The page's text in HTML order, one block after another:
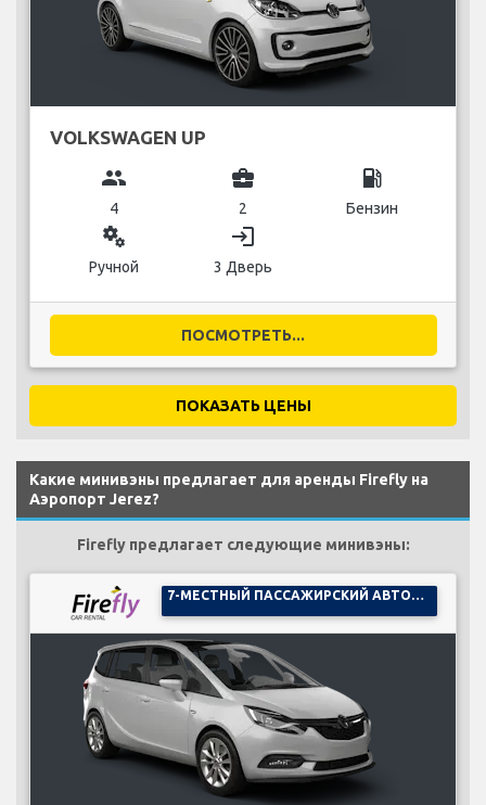
VOLKSWAGEN UP
group
4
business_center
2
local_gas_station
Бензин
miscellaneous_services
Ручной
login
3 Дверь
ПОСМОТРЕТЬ...
ПОКАЗАТЬ ЦЕНЫ
Какие минивэны предлагает для аренды Firefly на
Аэропорт Jerez?
Firefly предлагает следующие минивэны: